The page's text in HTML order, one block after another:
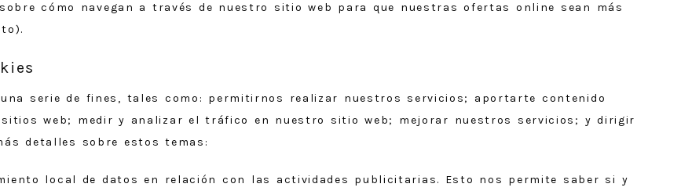
cómo navegan a través de nuestro sitio web para que nuestras ofertas online sean más
serie de fines, tales como: permitirnos realizar nuestros servicios; aportarte contenido
web; medir y analizar el tráfico en nuestro sitio web; mejorar nuestros servicios; y dirigir
detalles sobre estos temas:
local de datos en relación con las actividades publicitarias. Esto nos permite saber si y